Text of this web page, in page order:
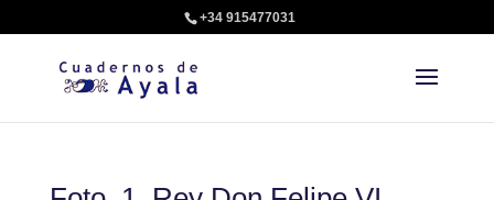
+34 915477031